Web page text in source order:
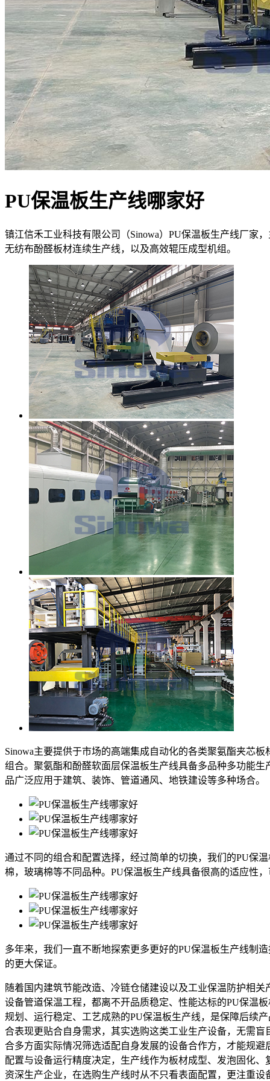
PU保温板生产线哪家好
镇江信禾工业科技有限公司（Sinowa）PU保温板生产线厂家
无纺布酚醛板材连续生产线，以及高效辊压成型机组。
Sinowa主要提供于市场的高端集成自动化的各类聚氨酯夹芯
组合。聚氨酯和酚醛软面层保温板生产线具备多品种多功能
品广泛应用于建筑、装饰、管道通风、地铁建设等多种场合。
通过不同的组合和配置选择，经过简单的切换，我们的PU保
棉，玻璃棉等不同品种。PU保温板生产线具备很高的适应性
多年来，我们一直不断地探索更多更好的PU保温板生产线制
的更大保证。
随着国内建筑节能改造、冷链仓储建设以及工业保温防护相
设备管道保温工程，都离不开品质稳定、性能达标的PU保温
规划、运行稳定、工艺成熟的PU保温板生产线，是保障后续
合表现更贴合自身需求，其实选购这类工业生产设备，无需
合多方面实际情况筛选适配自身发展的设备合作方，才能规
配置与设备运行精度决定，生产线作为板材成型、发泡固化
资深生产企业，在选购生产线时从不只看表面配置，更注重